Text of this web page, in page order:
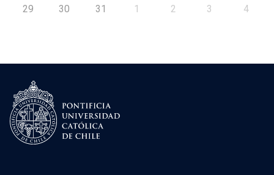
29 30 31 1 2 3 4